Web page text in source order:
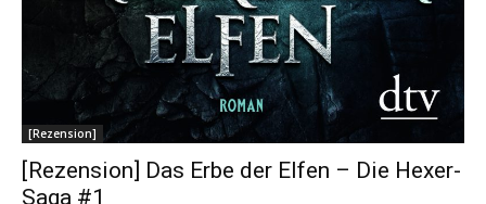
[Rezension]
[Rezension] Das Erbe der Elfen – Die Hexer-
Saga #1